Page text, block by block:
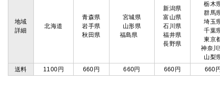
地域
詳細
北海道
青森県
岩手県
秋田県
宮城県
山形県
福島県
新潟県
富山県
石川県
福井県
長野県
栃木
群馬
埼玉
千葉
東京
神奈
山梨
送料
1100円 660円 660円 660円 660